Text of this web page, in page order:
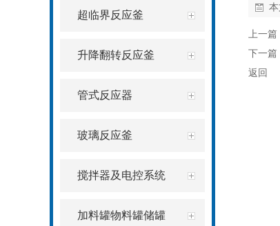
超临界反应釜
升降翻转反应釜
管式反应器
玻璃反应釜
搅拌器及电控系统
加料罐物料罐储罐
本
上一篇
下一篇
返回